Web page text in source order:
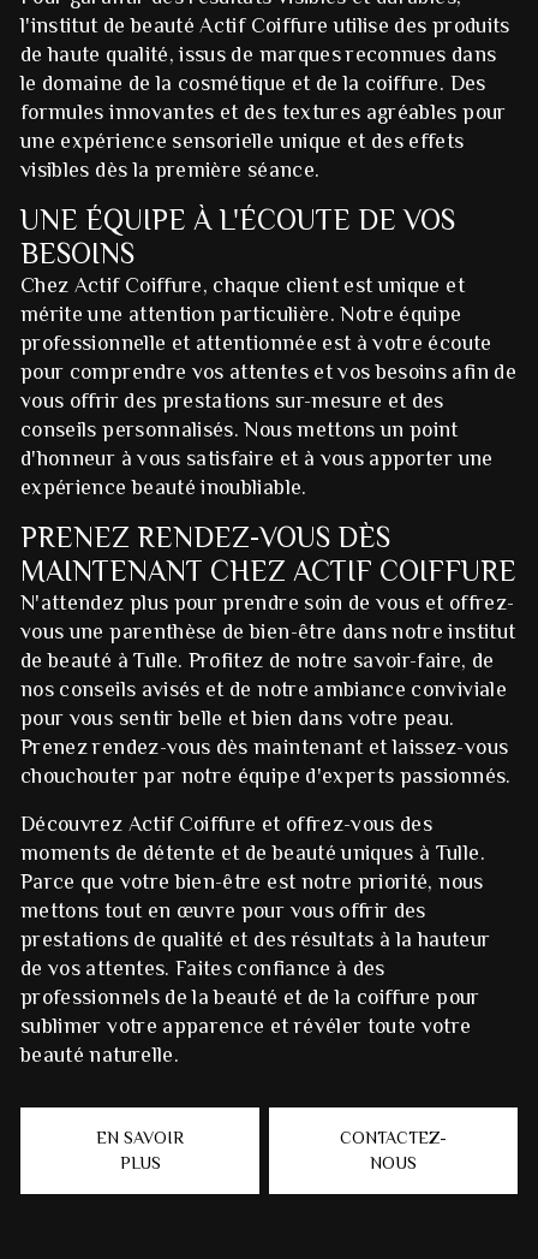
l'institut de beauté Actif Coiffure utilise des produits
de haute qualité, issus de marques reconnues dans
le domaine de la cosmétique et de la coiffure. Des
formules innovantes et des textures agréables pour
une expérience sensorielle unique et des effets
visibles dès la première séance.
UNE ÉQUIPE À L'ÉCOUTE DE VOS
BESOINS
Chez Actif Coiffure, chaque client est unique et
mérite une attention particulière. Notre équipe
professionnelle et attentionnée est à votre écoute
pour comprendre vos attentes et vos besoins afin de
vous offrir des prestations sur-mesure et des
conseils personnalisés. Nous mettons un point
d'honneur à vous satisfaire et à vous apporter une
expérience beauté inoubliable.
PRENEZ RENDEZ-VOUS DÈS
MAINTENANT CHEZ ACTIF COIFFURE
N'attendez plus pour prendre soin de vous et offrez-
vous une parenthèse de bien-être dans notre institut
de beauté à Tulle. Profitez de notre savoir-faire, de
nos conseils avisés et de notre ambiance conviviale
pour vous sentir belle et bien dans votre peau.
Prenez rendez-vous dès maintenant et laissez-vous
chouchouter par notre équipe d'experts passionnés.
Découvrez Actif Coiffure et offrez-vous des
moments de détente et de beauté uniques à Tulle.
Parce que votre bien-être est notre priorité, nous
mettons tout en œuvre pour vous offrir des
prestations de qualité et des résultats à la hauteur
de vos attentes. Faites confiance à des
professionnels de la beauté et de la coiffure pour
sublimer votre apparence et révéler toute votre
beauté naturelle.
EN SAVOIR
PLUS
CONTACTEZ-
NOUS